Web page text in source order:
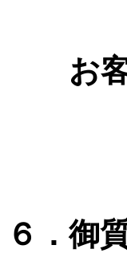
お客
６．御